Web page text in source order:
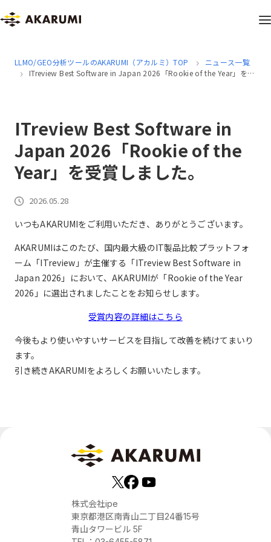
LLMO/GEO分析ツールのAKARUMI（アカルミ）TOP
ニュース一覧
ITreview Best Software in Japan 2026「Rookie of the Year」を受
ITreview Best Software in
Japan 2026「Rookie of the
Year」を受賞しました。
2026.05.28
いつもAKARUMIをご利用いただき、ありがとうございます。
AKARUMIはこのたび、国内最大級のIT製品比較プラットフォ
ーム「ITreview」が主催する「ITreview Best Software in
Japan 2026」において、AKARUMIが「Rookie of the Year
2026」に選出されましたことをお知らせします。
受賞内容の詳細はこちら
今後もより使いやすいサービスを目指して改善を続けてまいり
ます。
引き続きAKARUMIをよろしくお願いいたします。
株式会社ipe
東京都港区南青山二丁目24番15号
青山タワービル 5F